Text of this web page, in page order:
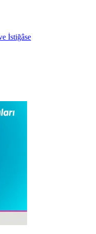
İstiğâse